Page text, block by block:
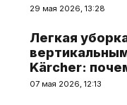
29 мая 2026, 13:28
Легкая
Kärcher:
07 мая 2026, 12:13